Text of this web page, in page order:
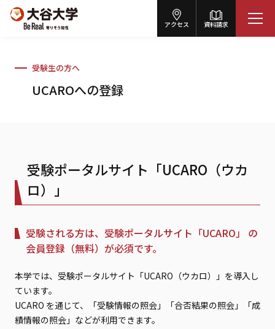
アクセス 資料請求
受験生の方へ
UCAROへの登録
受験ポータルサイト「UCARO（ウカ
ロ）」
受験される方は、受験ポータルサイト「UCARO」 の
会員登録（無料）が必須です。
本学では、受験ポータルサイト「UCARO（ウカロ）」を導入し
ています。
UCARO を通じて、「受験情報の照会」「合否結果の照会」「成
績情報の照会」などが利用できます。